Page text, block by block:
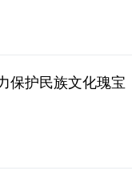
保护民族文化瑰宝